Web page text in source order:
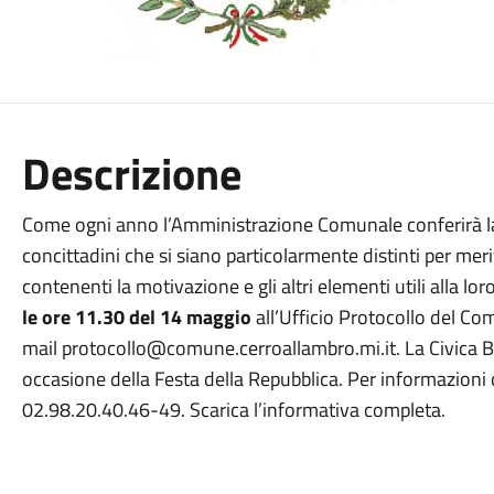
Descrizione
Come ogni anno l’Amministrazione Comunale conferirà
concittadini che si siano particolarmente distinti per
contenenti la motivazione e gli altri elementi utili alla
le ore 11.30 del 14 maggioall’Ufficio Protocollo del
mail protocollo@comune.cerroallambro.mi.it. La Civica
occasione della Festa della Repubblica. Per
02.98.20.40.46-49. Scarica l’informativa completa.